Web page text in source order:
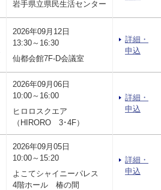
岩手県立県民生活センター
2026年09月12日
13:30～16:30
仙都会館7F-D会議室
詳細・
申込
2026年09月06日
10:00～16:00
ヒロロスクエア
（HIRORO 3･4F）
詳細・
申込
2026年09月05日
10:00～15:20
よこてシャイニーパレス
4階ホール 椿の間
詳細・
申込